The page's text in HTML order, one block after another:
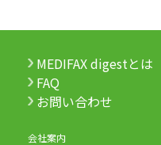
MEDIFAX digestとは
FAQ
お問い合わせ
会社案内